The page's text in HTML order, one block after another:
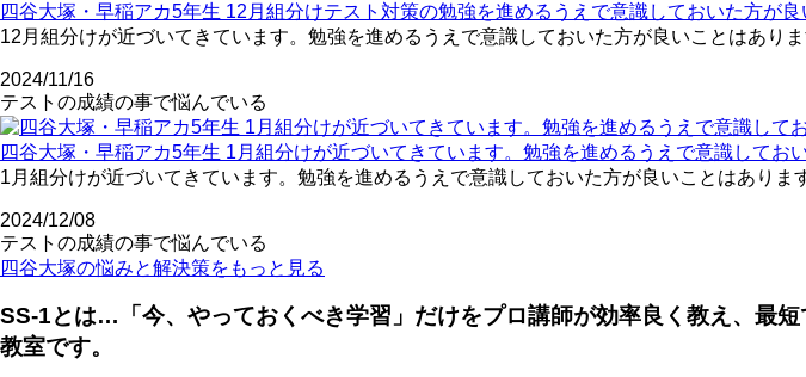
四谷大塚・早稲アカ5年生 12月組分けテスト対策の勉強を進めるうえで意識しておいた方が良
12月組分けが近づいてきています。勉強を進めるうえで意識しておいた方が良いことはあり
2024/11/16
テストの成績の事で悩んでいる
四谷大塚・早稲アカ5年生 1月組分けが近づいてきています。勉強を進めるうえで意識してお
1月組分けが近づいてきています。勉強を進めるうえで意識しておいた方が良いことはありま
2024/12/08
テストの成績の事で悩んでいる
四谷大塚の悩みと解決策をもっと見る
SS-1とは…「今、やっておくべき学習」だけをプロ講師が効率良く教え、最
教室です。